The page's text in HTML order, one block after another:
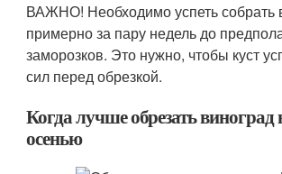
ВАЖНО! Необходимо успеть собрать
примерно за пару недель до
заморозков. Это нужно, чтобы куст
сил перед обрезкой.
Когда лучше обрезать виноград
осенью